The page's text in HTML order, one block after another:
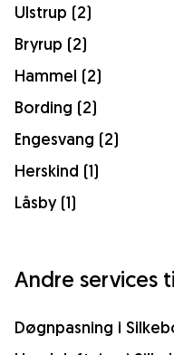
Ulstrup (2)
Bryrup (2)
Hammel (2)
Bording (2)
Engesvang (2)
Herskind (1)
Låsby (1)
Andre services
Døgnpasning i